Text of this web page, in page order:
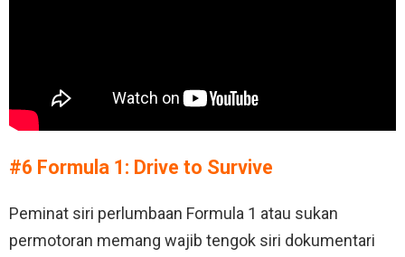
#6 Formula 1: Drive to Survive
Peminat siri perlumbaan Formula 1 atau sukan
permotoran memang wajib tengok siri dokumentari